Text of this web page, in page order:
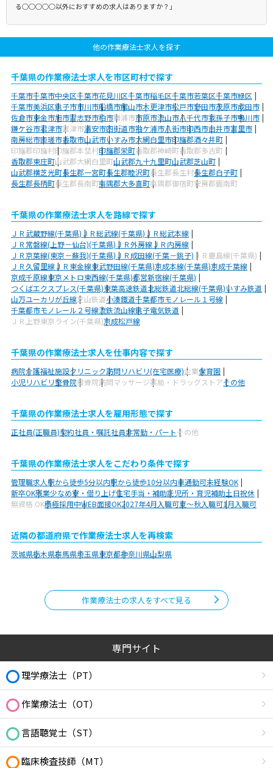
る○○○○○以外におすすめの求人はありますか？」
他の作業療法士求人を探す
千葉県の作業療法士求人を市区町村で探す
千葉市千葉市中央区千葉市花見川区千葉市稲毛区千葉市若葉区千葉市緑区
千葉市美浜区銚子市市川市船橋市館山市木更津市松戸市野田市茂原市成田市
佐倉市東金市旭市習志野市柏市勝浦市市原市流山市八千代市我孫子市鴨川市
鎌ケ谷市君津市富津市浦安市四街道市袖ケ浦市八街市印西市白井市富里市
南房総市匝瑳市香取市山武市いすみ市大網白里市印旛郡酒々井町
印旛郡印旛村印旛郡本埜村印旛郡栄町香取郡神崎町香取郡多古町
香取郡東庄町山武郡大網白里町山武郡九十九里町山武郡芝山町
山武郡横芝光町長生郡一宮町長生郡睦沢町長生郡長生村長生郡白子町
長生郡長柄町長生郡長南町夷隅郡大多喜町夷隅郡御宿町安房郡鋸南町
千葉県の作業療法士求人を路線で探す
ＪＲ武蔵野線(千葉県)ＪＲ総武線(千葉県)ＪＲ総武本線
ＪＲ常磐線(上野－仙台)(千葉県)ＪＲ外房線ＪＲ内房線
ＪＲ京葉線(東京－蘇我)(千葉県)ＪＲ成田線(千葉－銚子) ＪＲ鹿島線(千葉県)
ＪＲ久留里線ＪＲ東金線東武野田線(千葉県)京成本線(千葉県)京成千葉線
京成千原線東京メトロ東西線(千葉県)都営新宿線(千葉県)
つくばエクスプレス(千葉県)東葉高速鉄道北総鉄道北総線(千葉県)いすみ鉄道
山万ユーカリが丘線芝山鉄道小湊鐵道千葉都市モノレール１号線
千葉都市モノレール２号線流鉄流山線銚子電気鉄道
ＪＲ上野東京ライン(千葉県)京成松戸線
千葉県の作業療法士求人を仕事内容で探す
病院介護福祉施設クリニック訪問リハビリ(在宅医療)企業保育園
小児リハビリ整骨院接骨院訪問マッサージ薬局・ドラッグストアその他
千葉県の作業療法士求人を雇用形態で探す
正社員(正職員)契約社員・嘱託社員非常勤・パートその他
千葉県の作業療法士求人をこだわり条件で探す
管理職求人駅から徒歩5分以内駅から徒歩10分以内車通勤可未経験OK
新卒OK残業少なめ寮・借り上げ住宅手当・補助託児所・育児補助土日祝休
無資格 OK積極採用中WEB面接OK2027年4月入職可夏～秋入職可1月入職可
近隣の都道府県で作業療法士求人を再検索
茨城県栃木県群馬県埼玉県東京都神奈川県山梨県
作業療法士の求人をすべて見る
専門サイト
理学療法士（PT）
作業療法士（OT）
言語聴覚士（ST）
臨床検査技師（MT）